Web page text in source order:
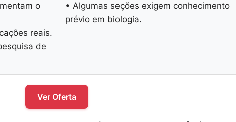
o
reais.
de
• Algumas seções exigem conhecimento
prévio em biologia.
Ver Oferta